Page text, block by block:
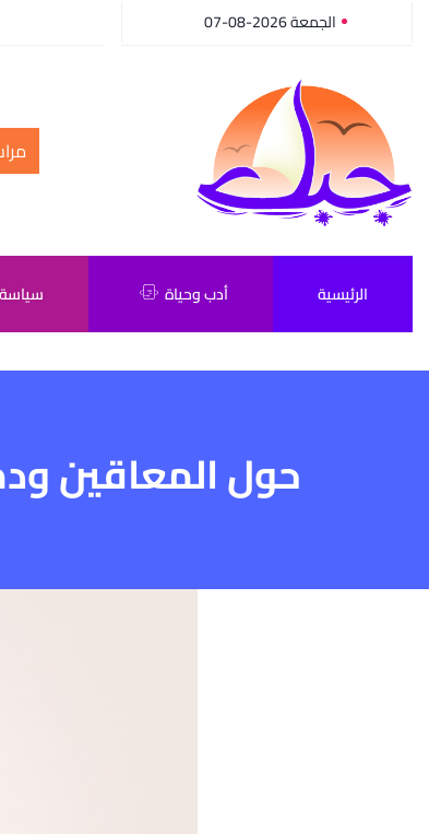
الجمعة 2026-08-07
الرئيسية أدب وحياة سياسة
حول المعاقين